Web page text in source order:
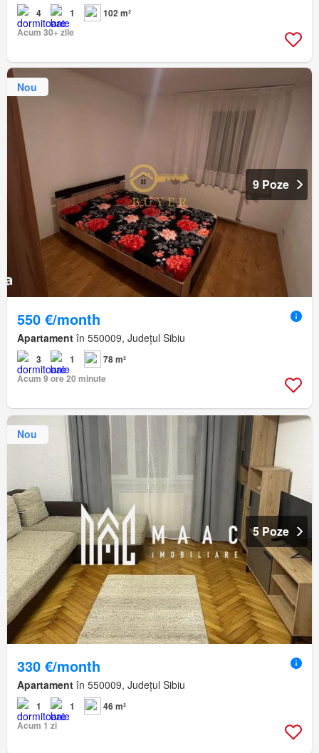
4 1
102 m²
Acum 30+ zile
Nou
9 Poze
550 €/month
Apartament în 550009, Județul Sibiu
3 1
78 m²
Acum 9 ore 20 minute
Nou
5 Poze
330 €/month
Apartament în 550009, Județul Sibiu
1 1
46 m²
Acum 1 zi